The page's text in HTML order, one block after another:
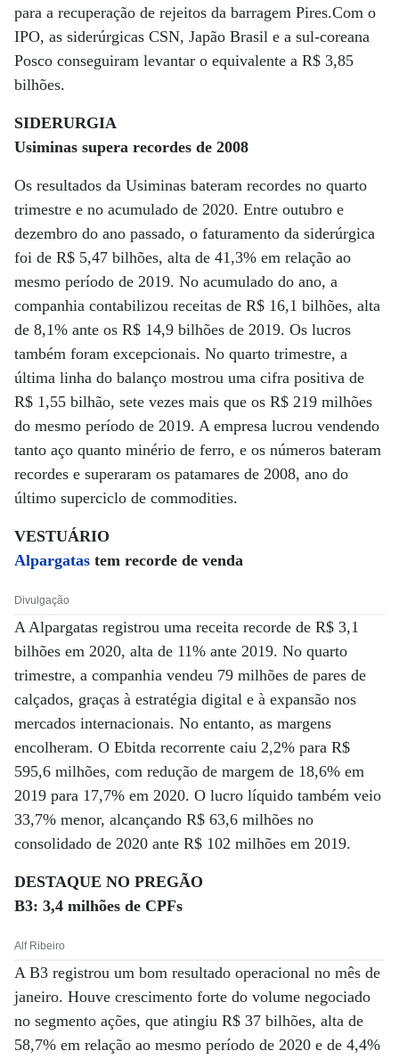
para a recuperação de rejeitos da barragem Pires.Com o
IPO, as siderúrgicas CSN, Japão Brasil e a sul-coreana
Posco conseguiram levantar o equivalente a R$ 3,85
bilhões.
SIDERURGIA
Usiminas supera recordes de 2008
Os resultados da Usiminas bateram recordes no quarto
trimestre e no acumulado de 2020. Entre outubro e
dezembro do ano passado, o faturamento da siderúrgica
foi de R$ 5,47 bilhões, alta de 41,3% em relação ao
mesmo período de 2019. No acumulado do ano, a
companhia contabilizou receitas de R$ 16,1 bilhões, alta
de 8,1% ante os R$ 14,9 bilhões de 2019. Os lucros
também foram excepcionais. No quarto trimestre, a
última linha do balanço mostrou uma cifra positiva de
R$ 1,55 bilhão, sete vezes mais que os R$ 219 milhões
do mesmo período de 2019. A empresa lucrou vendendo
tanto aço quanto minério de ferro, e os números bateram
recordes e superaram os patamares de 2008, ano do
último superciclo de commodities.
VESTUÁRIO
Alpargatas tem recorde de venda
Divulgação
A Alpargatas registrou uma receita recorde de R$ 3,1
bilhões em 2020, alta de 11% ante 2019. No quarto
trimestre, a companhia vendeu 79 milhões de pares de
calçados, graças à estratégia digital e à expansão nos
mercados internacionais. No entanto, as margens
encolheram. O Ebitda recorrente caiu 2,2% para R$
595,6 milhões, com redução de margem de 18,6% em
2019 para 17,7% em 2020. O lucro líquido também veio
33,7% menor, alcançando R$ 63,6 milhões no
consolidado de 2020 ante R$ 102 milhões em 2019.
DESTAQUE NO PREGÃO
B3: 3,4 milhões de CPFs
Alf Ribeiro
A B3 registrou um bom resultado operacional no mês de
janeiro. Houve crescimento forte do volume negociado
no segmento ações, que atingiu R$ 37 bilhões, alta de
58,7% em relação ao mesmo período de 2020 e de 4,4%